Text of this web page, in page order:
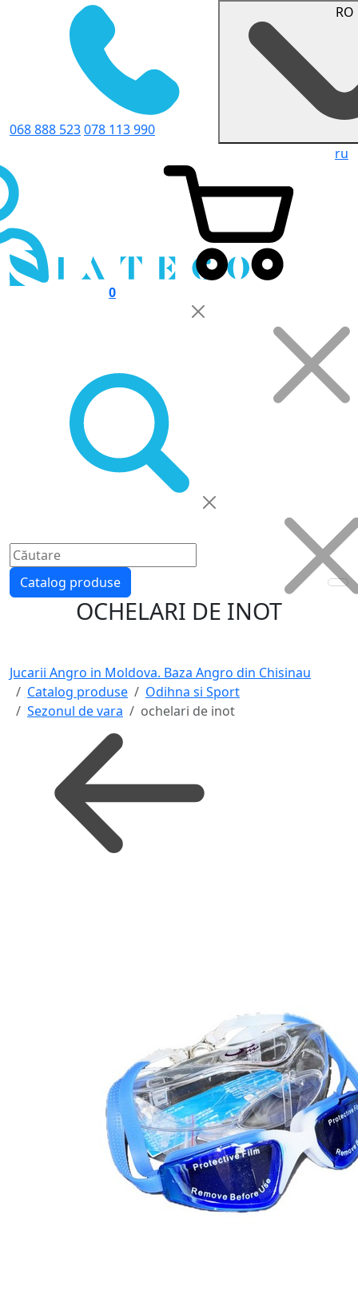
068 888 523078 113 990
ru
0
Catalog produse
OCHELARI DE INOT
Jucarii Angro in Moldova. Baza Angro din Chisinau
Catalog produse
Odihna si Sport
Sezonul de vara
ochelari de inot